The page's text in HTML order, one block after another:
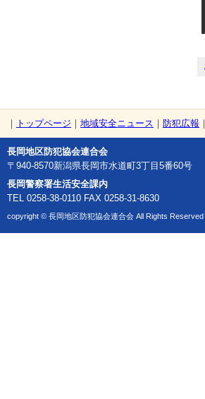
｜ トップページ ｜ 地域安全ニュース ｜ 防犯広報 ｜
長岡地区防犯協会連合会
〒940-8570新潟県長岡市水道町3丁目5番60号
長岡警察署生活安全課内
TEL 0258-38-0110 FAX 0258-31-8630
copyright © 長岡地区防犯協会連合会 All Rights Reserved